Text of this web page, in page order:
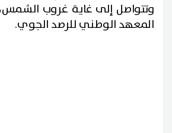
وتتواصل إلى غاية غروب
المعهد الوطني للرصد الجوي.